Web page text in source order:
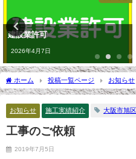
建設業許可
2026年4月7日
ホーム 投稿一覧ページ お知らせ
お知らせ 施工実績紹介 大阪市旭区
工事のご依頼
2019年7月5日